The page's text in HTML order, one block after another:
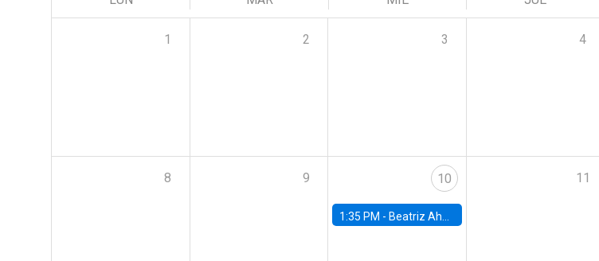
1 2 3 4
8 9 10
1:35 PM - Beatriz Ahumada, PhD candidate, Universidad de Pittsburgh
11